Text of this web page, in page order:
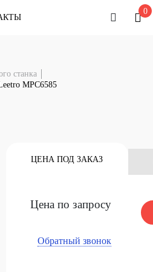
У Вас есть вопрос?
специалисту
0
станка
MPC6585
ЦЕНА ПОД ЗАКАЗ
Цена по запросу
Обратный звонок